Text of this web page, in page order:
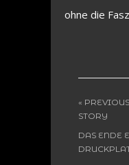
ohne die
« PREVIOUS
STORY
DAS ENDE